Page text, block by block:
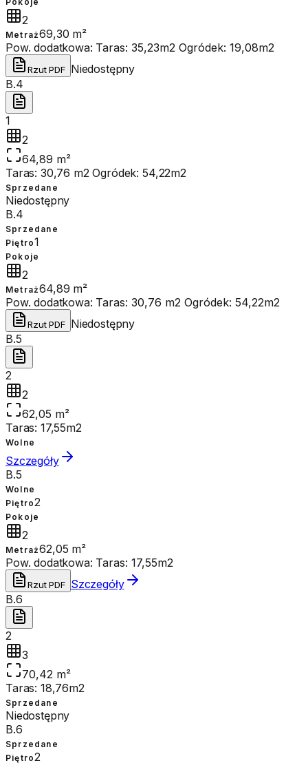
2
Metraż69,30 m²
Pow. dodatkowa: Taras: 35,23m2 Ogródek: 19,08m2
Rzut PDF Niedostępny
B.4
1
2
64,89 m²
Taras: 30,76 m2 Ogródek: 54,22m2
Sprzedane
Niedostępny
B.4
Sprzedane
Piętro1
Pokoje
2
Metraż64,89 m²
Pow. dodatkowa: Taras: 30,76 m2 Ogródek: 54,22m2
Rzut PDF Niedostępny
B.5
2
2
62,05 m²
Taras: 17,55m2
Wolne
Szczegóły
B.5
Wolne
Piętro2
Pokoje
2
Metraż62,05 m²
Pow. dodatkowa: Taras: 17,55m2
Rzut PDF Szczegóły
B.6
2
3
70,42 m²
Taras: 18,76m2
Sprzedane
Niedostępny
B.6
Sprzedane
Piętro2